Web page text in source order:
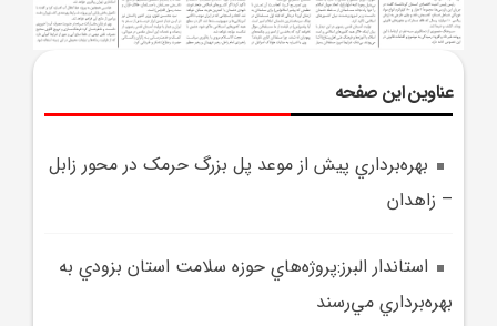
عناوین این صفحه
بهره‌برداري پيش از موعد پل بزرگ حرمک در محور زابل
– زاهدان
استاندار البرز:پروژه‌هاي حوزه سلامت استان بزودي به
بهره‌برداري مي‌رسند